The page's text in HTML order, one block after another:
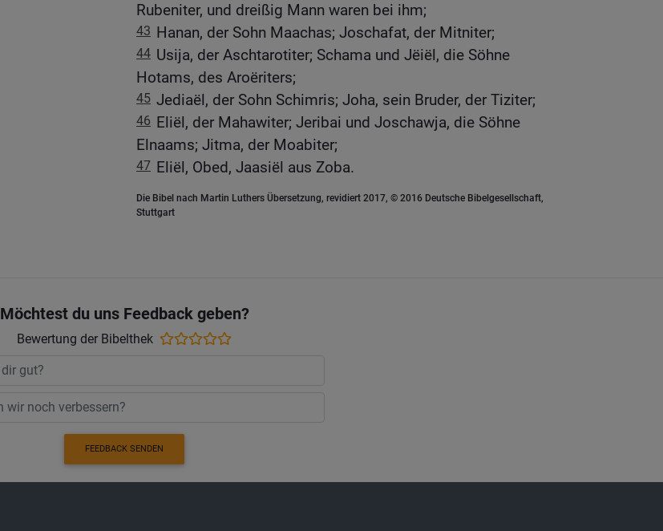
Rubeniter, und dreißig Mann waren bei ihm;
43 Hanan, der Sohn Maachas; Joschafat, der Mitniter;
44 Usija, der Aschtarotiter; Schama und Jëiël, die Söhne
Hotams, des Aroëriters;
45 Jediaël, der Sohn Schimris; Joha, sein Bruder, der Tiziter;
46 Eliël, der Mahawiter; Jeribai und Joschawja, die Söhne
Elnaams; Jitma, der Moabiter;
47 Eliël, Obed, Jaasiël aus Zoba.
Die Bibel nach Martin Luthers Übersetzung, revidiert 2017, © 2016 Deutsche Bibelgesellschaft,
Stuttgart
Möchtest du uns Feedback geben?
Bewertung der Bibelthek
FEEDBACK SENDEN